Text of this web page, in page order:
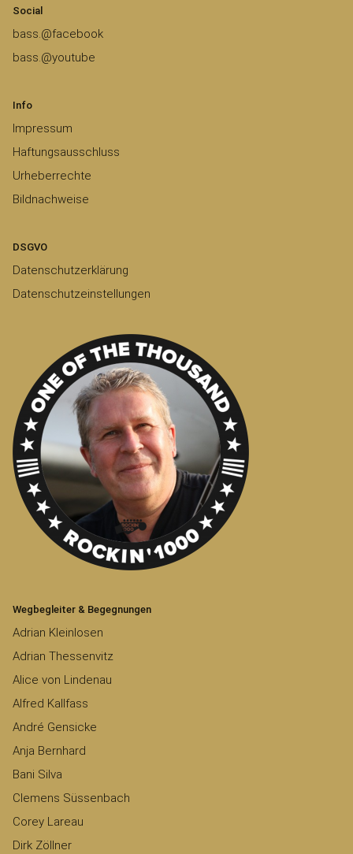
Social
bass.@facebook
bass.@youtube
Info
Impressum
Haftungsausschluss
Urheberrechte
Bildnachweise
DSGVO
Datenschutzerklärung
Datenschutzeinstellungen
Wegbegleiter & Begegnungen
Adrian Kleinlosen
Adrian Thessenvitz
Alice von Lindenau
Alfred Kallfass
André Gensicke
Anja Bernhard
Bani Silva
Clemens Süssenbach
Corey Lareau
Dirk Zöllner